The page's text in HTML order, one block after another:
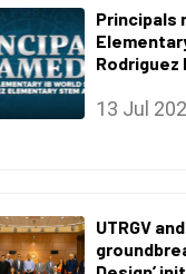
Principals
Rodriguez
13 Jul
UTRGV